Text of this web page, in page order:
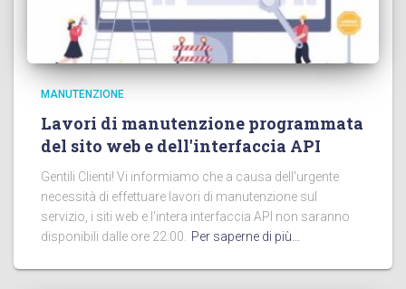
MANUTENZIONE
Lavori di manutenzione programmata
del sito web e dell'interfaccia API
Gentili Clienti! Vi informiamo che a causa dell'urgente
necessità di effettuare lavori di manutenzione sul
servizio, i siti web e l'intera interfaccia API non saranno
disponibili dalle ore 22:00. Per saperne di più…